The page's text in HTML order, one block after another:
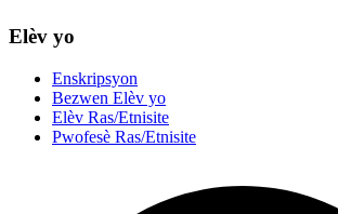
Elèv yo
Enskripsyon
Bezwen Elèv yo
Elèv Ras/Etnisite
Pwofesè Ras/Etnisite